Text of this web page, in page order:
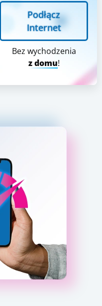
Podłącz
Internet
Bez wychodzenia
z domu!